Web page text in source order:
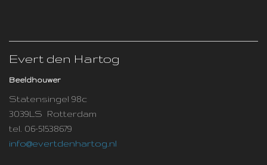
Evert den Hartog
Beeldhouwer
Statensingel 98c
3039LS Rotterdam
tel. 06-51538679
info@evertdenhartog.nl